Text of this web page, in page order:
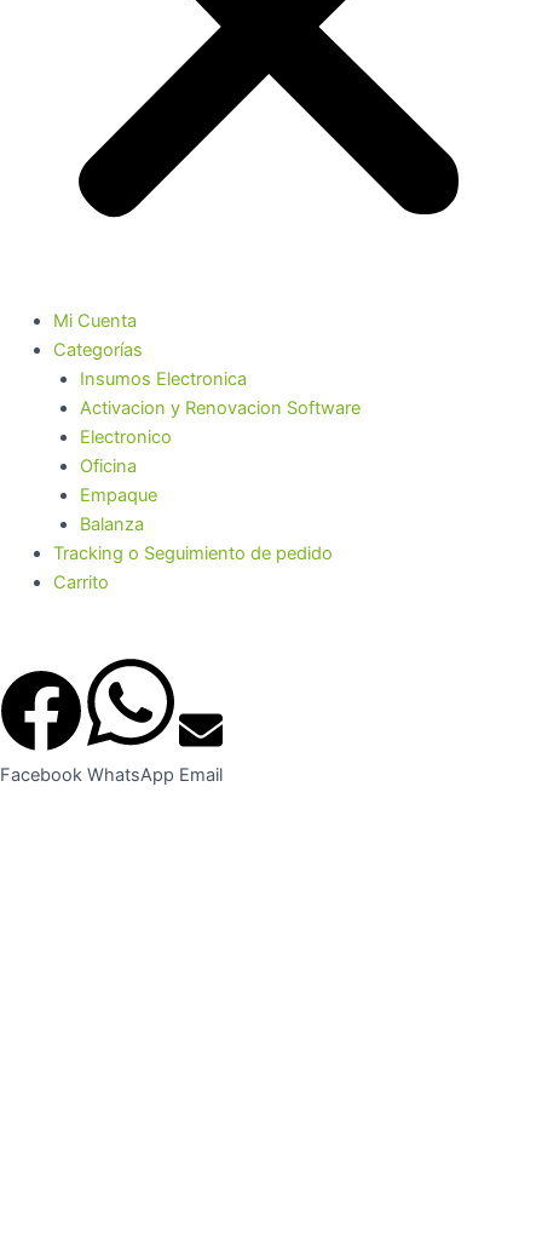
Mi Cuenta
Categorías
Insumos Electronica
Activacion y Renovacion Software
Electronico
Oficina
Empaque
Balanza
Tracking o Seguimiento de pedido
Carrito
Facebook WhatsApp Email